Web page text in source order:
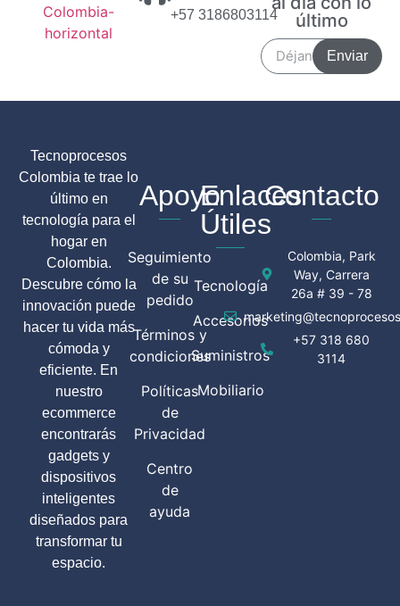
+57 3186803114
último
Enviar
Tecnoprocesos
Colombia te trae lo
último en
tecnología para el
hogar en
Colombia.
Descubre cómo la
innovación puede
hacer tu vida más
cómoda y
eficiente. En
nuestro
ecommerce
encontrarás
gadgets y
dispositivos
inteligentes
diseñados para
transformar tu
espacio.
Apoyo
Seguimiento
de su
pedido
Términos y
condiciones
Políticas
de
Privacidad
Centro
de
ayuda
Enlaces
Útiles
Tecnología
Accesorios
Suministros
Mobiliario
Contacto
Colombia, Park
Way, Carrera
26a # 39 - 78
+57 318 680
3114